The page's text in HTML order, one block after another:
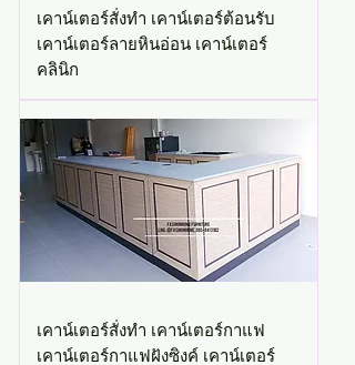
เคาน์เตอร์สั่งทำ เคาน์เตอร์ต้อนรับ
เคาน์เตอร์ลายหินอ่อน เคาน์เตอร์
คลินิก
เคาน์เตอร์สั่งทำ เคาน์เตอร์กาแฟ
เคาน์เตอร์กาแฟฝังซิงค์ เคาน์เตอร์